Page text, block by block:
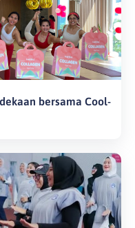
bersama Cool-